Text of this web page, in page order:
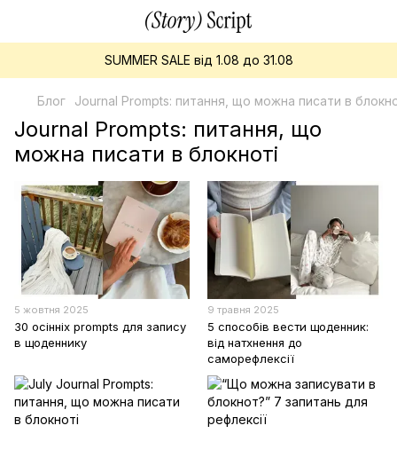
SUMMER SALE від 1.08 до 31.08
Блог Journal Prompts: питання, що можна писати в
Journal Prompts: питання, що
можна писати в блокноті
5 жовтня 2025
30 осінніх prompts для запису
в щоденнику
9 травня 2025
5 способів вести щоденник:
від натхнення до
саморефлексії